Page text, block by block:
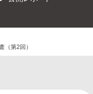
（第2回）